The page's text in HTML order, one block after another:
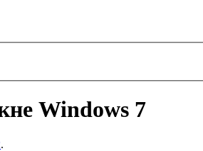
Windows 7
.